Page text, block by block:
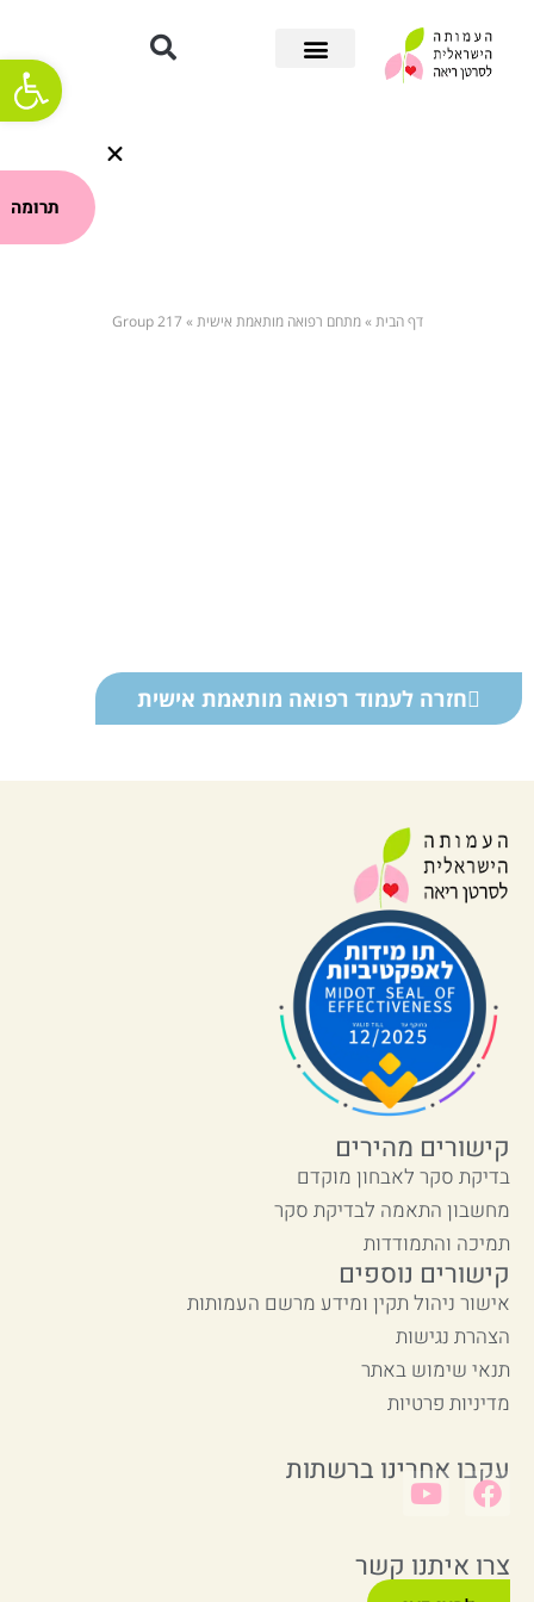
פתח
דף הבית »מתחם רפואה מותאמת אישית »
Group 217
חזרה לעמוד רפואה מותאמת אישית
קישורים מהירים
בדיקת סקר לאבחון מוקדם
מחשבון התאמה לבדיקת סקר
תמיכה והתמודדות
קישורים נוספים
אישור ניהול תקין ומידע מרשם העמותות
הצהרת נגישות
תנאי שימוש באתר
מדיניות פרטיות
עקבו אחרינו ברשתות
צרו איתנו קשר
תרומה